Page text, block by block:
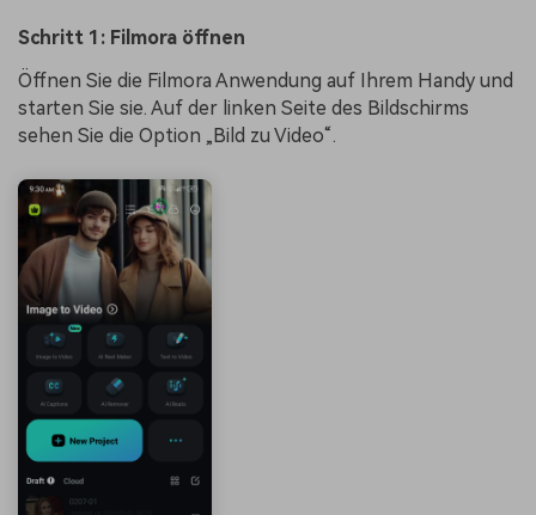
Schritt 1: Filmora öffnen
Öffnen Sie die Filmora Anwendung auf Ihrem Handy und
starten Sie sie. Auf der linken Seite des Bildschirms
sehen Sie die Option „Bild zu Video“.